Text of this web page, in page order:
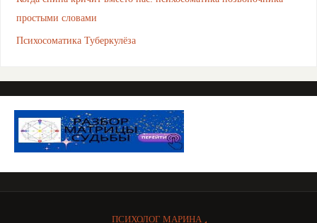
простыми словами
Психосоматика Туберкулёза
ПСИХОЛОГ МАРИНА